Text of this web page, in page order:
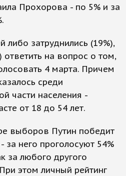
Прохорова - по 5% и за
либо затруднились (19%),
ответить на вопрос о том,
4 марта. Причем
среди
части населения -
от 18 до 54 лет.
выборов Путин победит
за него проголосуют 54%
за любого другого
этом личный рейтинг